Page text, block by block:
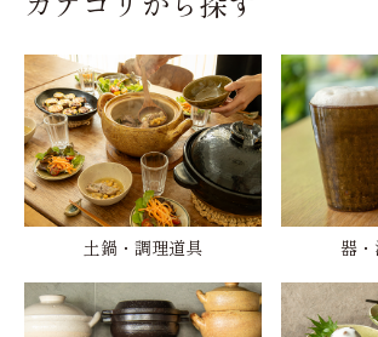
土鍋・調理道具 器